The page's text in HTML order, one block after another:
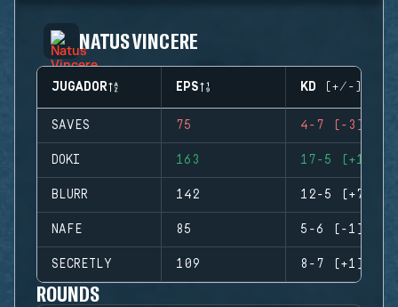
NATUS VINCERE
JUGADOR EPS KD (+/-)
SAVES 75 4-7 (-3)
DOKI 163 17-5 (+12)
BLURR 142 12-5 (+7)
NAFE 85 5-6 (-1)
SECRETLY 109 8-7 (+1)
ROUNDS